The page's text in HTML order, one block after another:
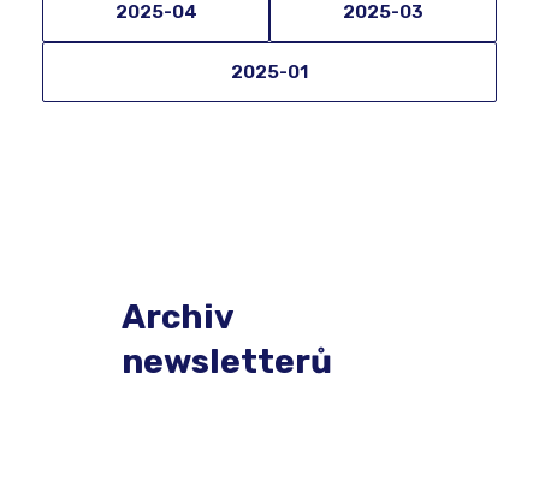
2025-04 2025-03
2025-01
Archiv
newsletterů